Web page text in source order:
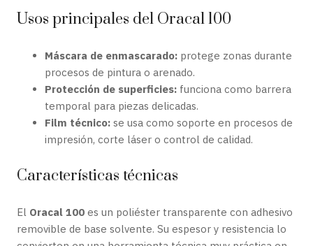
Usos principales del Oracal 100
Máscara de enmascarado: protege zonas durante
procesos de pintura o arenado.
Protección de superficies: funciona como barrera
temporal para piezas delicadas.
Film técnico: se usa como soporte en procesos de
impresión, corte láser o control de calidad.
Características técnicas
El Oracal 100 es un poliéster transparente con adhesivo
removible de base solvente. Su espesor y resistencia lo